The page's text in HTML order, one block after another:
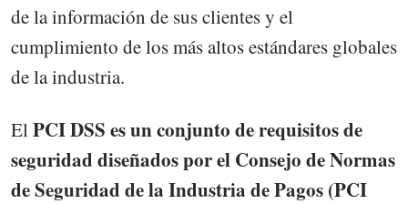
de la información de sus clientes y el
cumplimiento de los más altos estándares globales
de la industria.
ElPCI DSS es un conjunto de requisitos de
seguridad diseñados por el Consejo de Normas
de Seguridad de la Industria de Pagos (PCI